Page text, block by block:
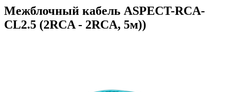
Межблочный кабель ASPECT-RCA-
CL2.5 (2RCA - 2RCA, 5м))